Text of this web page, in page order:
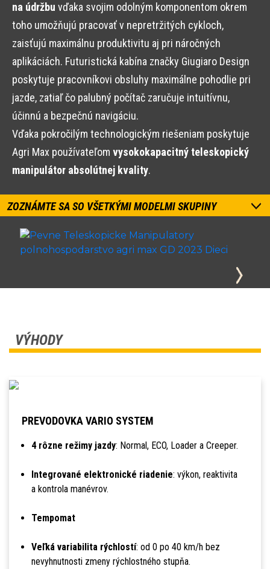
na údržbu vďaka svojim odolným komponentom okrem
toho umožňujú pracovať v nepretržitých cykloch,
zaisťujú maximálnu produktivitu aj pri náročných
aplikáciách. Futuristická kabína značky Giugiaro Design
poskytuje pracovníkovi obsluhy maximálne pohodlie pri
jazde, zatiaľ čo palubný počítač zaručuje intuitívnu,
účinnú a bezpečnú navigáciu.
Vďaka pokročilým technologickým riešeniam poskytuje
Agri Max používateľom vysokokapacitný teleskopický
manipulátor absolútnej kvality.
ZOZNÁMTE SA SO VŠETKÝMI MODELMI SKUPINY
VÝHODY
PREVODOVKA VARIO SYSTEM
4 rôzne režimy jazdy: Normal, ECO, Loader a Creeper.
Integrované elektronické riadenie: výkon, reaktivita
a kontrola manévrov.
Tempomat
Veľká variabilita rýchlostí: od 0 po 40 km/h bez
nevyhnutnosti zmeny rýchlostného stupňa.